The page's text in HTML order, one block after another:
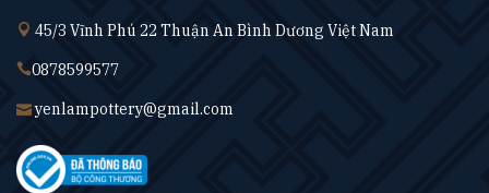
45/3 Vĩnh Phú 22 Thuận An Bình Dương Việt Nam
0878599577
yenlampottery@gmail.com